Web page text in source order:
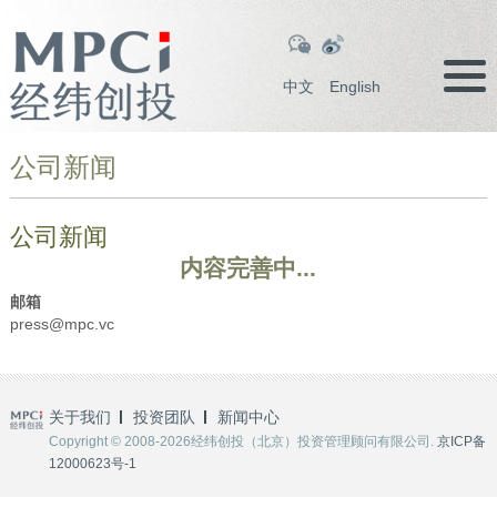
中文 English
公司新闻
公司新闻
内容完善中...
邮箱
press@mpc.vc
关于我们 投资团队 新闻中心
Copyright © 2008-2026经纬创投（北京）投资管理顾问有限公司. 京ICP备
12000623号-1